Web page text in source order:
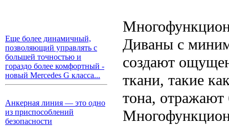
Еще более динамичный,
позволяющий управлять с
большей точностью и
гораздо более комфортный -
новый Mercedes G класса...
Анкерная линия — это одно
из приспособлений
безопасности
Диваны с
создают
ткани, такие
тона, отражают